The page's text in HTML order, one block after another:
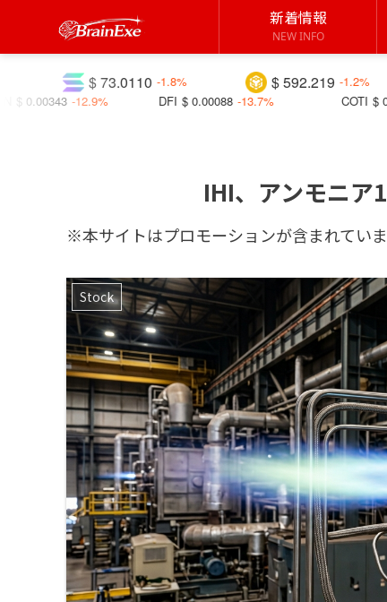
新着情報
NEW INFO
$
$ 592.219 -1.2%
$ 73.0110 -1.8%
COTI $ 0.01436 +19.9%
DFI $ 0.00088 -13.7%
IHI、アンモニア
※本サイトはプロモーションが含まれてい
Stock